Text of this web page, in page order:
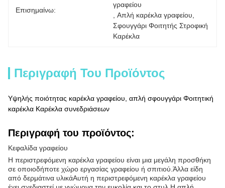
Επισημαίνω:
γραφείου
Απλή καρέκλα γραφείου
Σφουγγάρι Φοιτητής Στροφική
Καρέκλα
Περιγραφή Του Προϊόντος
Υψηλής ποιότητας καρέκλα γραφείου, απλή σφουγγάρι Φοιτητική
καρέκλα Καρέκλα συνεδριάσεων
Περιγραφή του προϊόντος:
Κεφαλίδα γραφείου
Η περιστρεφόμενη καρέκλα γραφείου είναι μια μεγάλη προσθήκη
σε οποιοδήποτε χώρο εργασίας γραφείου ή σπιτιού.Άλλα είδη
από δερμάτινα υλικάΑυτή η περιστρεφόμενη καρέκλα γραφείου